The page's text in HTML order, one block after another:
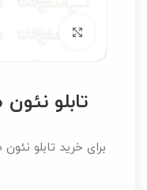
تابلو
برای خرید تابلو